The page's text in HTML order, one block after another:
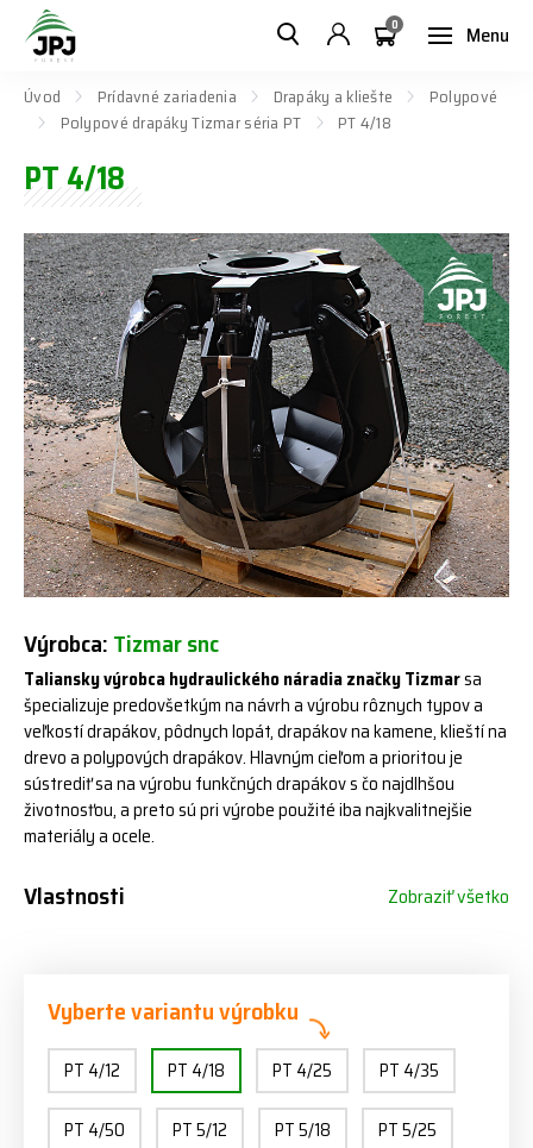
Menu
0
Úvod Prídavné zariadenia Drapáky a kliešte
Polypové
Polypové drapáky Tizmar séria PT
PT 4/18
PT 4/18
Výrobca:Tizmar snc
Taliansky výrobca hydraulického náradia značky Tizmarsa
špecializuje predovšetkým na návrh a výrobu rôznych typov a
veľkostí drapákov, pôdnych lopát, drapákov na kamene, klieští na
drevo a polypových drapákov. Hlavným cieľom a prioritou je
sústrediť sa na výrobu funkčných drapákov s čo najdlhšou
životnosťou, a preto sú pri výrobe použité iba najkvalitnejšie
materiály a ocele.
Vlastnosti Zobraziť všetko
Vyberte variantu výrobku
PT 4/12 PT 4/18 PT 4/25 PT 4/35
PT 4/50 PT 5/12 PT 5/18 PT 5/25